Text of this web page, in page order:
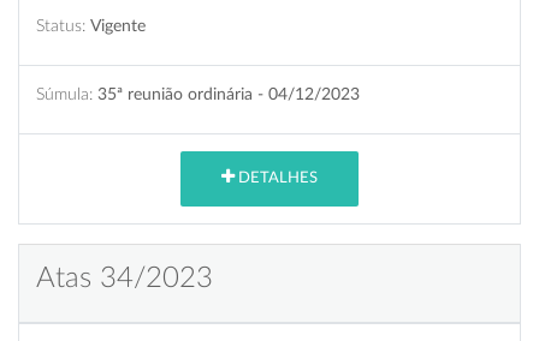
Status: Vigente
Súmula: 35ª reunião ordinária - 04/12/2023
DETALHES
Atas 34/2023